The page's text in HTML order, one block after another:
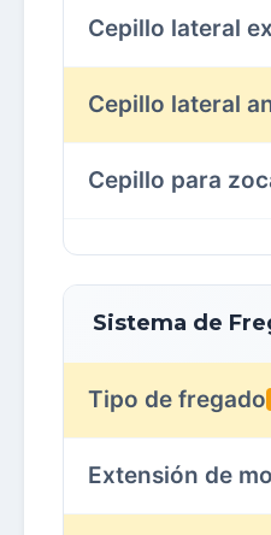
Cepillo lateral
Cepillo lateral
Cepillo para
Sistema de
Tipo de fregado
Extensión de